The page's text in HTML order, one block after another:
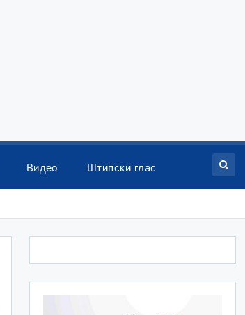
Видео Штипски глас